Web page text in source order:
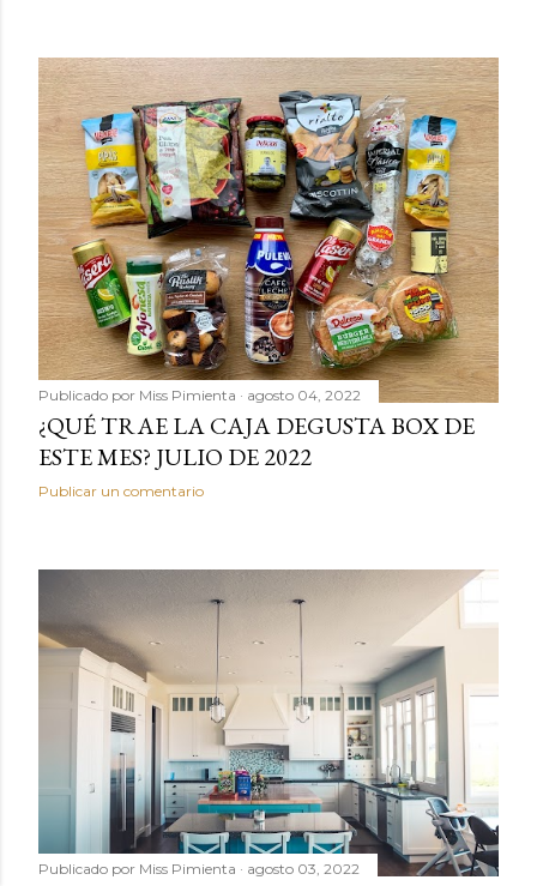
Publicado por Miss Pimienta agosto 04, 2022
¿QUÉ TRAE LA CAJA DEGUSTA BOX DE
ESTE MES? JULIO DE 2022
Publicar un comentario
Publicado por Miss Pimienta agosto 03, 2022